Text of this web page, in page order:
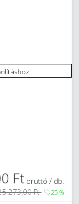
Ft bruttó / db.
273,00 Ft
25 %